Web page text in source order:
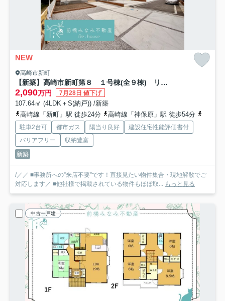
NEW
高崎市新町
【新築】高崎市新町第８ １号棟(全９棟) リーブルガーデン 新築建売分譲
2,090万円 7月28日 値下げ
107.64㎡ (4LDK＋S(納戸)) /新築
高崎線「新町」駅 徒歩24分
高崎線「神保原」駅 徒歩54分
駐車2台可 都市ガス 陽当り良好
建設住宅性能評価書付
バリアフリー
収納豊富
新築
/／／ ■事務所への”来店不要”です！直接見たい物件集合・現地解散でご
対応します／ ■他社様で掲載されている物件もほぼ取...
もっと見る
中古一戸建